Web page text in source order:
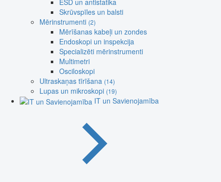
Skrūvspīles un balsti
Mērinstrumenti (2)
Mērīšanas kabeļi un zondes
Endoskopi un inspekcija
Specializēti mērinstrumenti
Multimetri
Osciloskopi
Ultraskaņas tīrīšana (14)
Lupas un mikroskopi (19)
IT un Savienojamība